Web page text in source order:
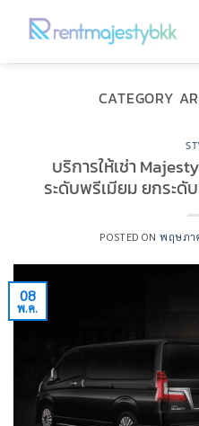
CATEGORY
บริการให้เช่า
ระดับพรีเมียม ยกระ
POSTED ONพฤษภา
08
พ.ค.